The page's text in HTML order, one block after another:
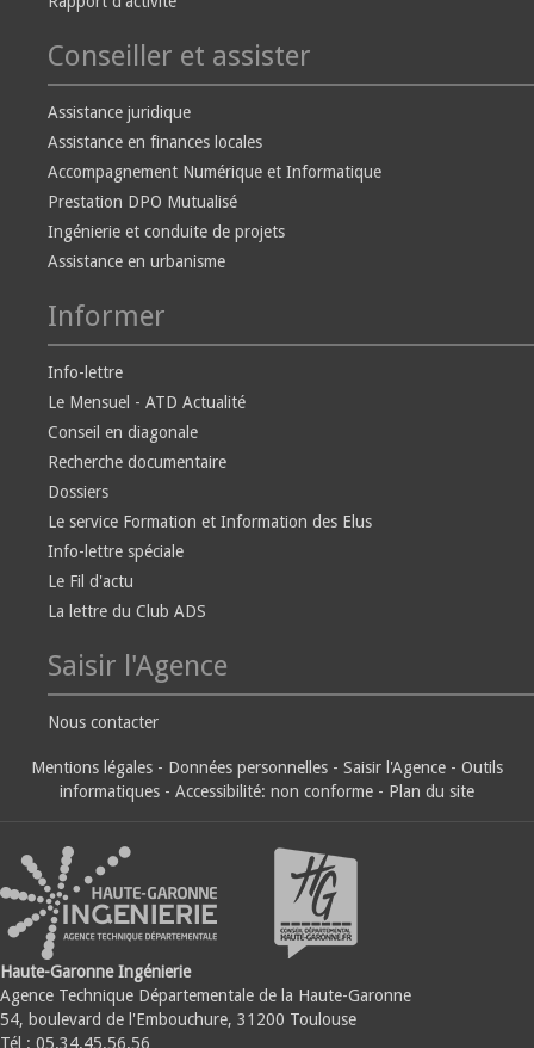
Conseiller et assister
Assistance juridique
Assistance en finances locales
Accompagnement Numérique et Informatique
Prestation DPO Mutualisé
Ingénierie et conduite de projets
Assistance en urbanisme
Informer
Info-lettre
Le Mensuel - ATD Actualité
Conseil en diagonale
Recherche documentaire
Dossiers
Le service Formation et Information des Elus
Info-lettre spéciale
Le Fil d'actu
La lettre du Club ADS
Saisir l'Agence
Nous contacter
Mentions légales - Données personnelles - Saisir l'Agence - Outils
informatiques - Accessibilité: non conforme - Plan du site
Haute-Garonne Ingénierie
Agence Technique Départementale de la Haute-Garonne
54, boulevard de l'Embouchure, 31200 Toulouse
Tél : 05.34.45.56.56